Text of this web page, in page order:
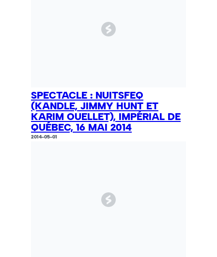
SPECTACLE : NUITSFEQ
(KANDLE, JIMMY HUNT ET
KARIM OUELLET), IMPÉRIAL DE
QUÉBEC, 16 MAI 2014
2014-05-01